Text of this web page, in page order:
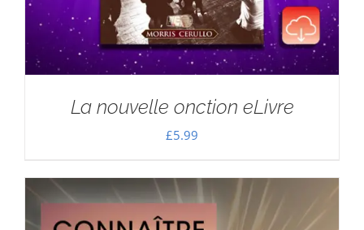
La nouvelle onction eLivre
£5.99